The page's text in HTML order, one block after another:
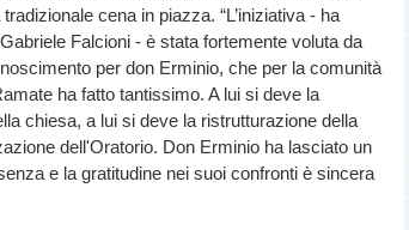
cena in piazza. “L’iniziativa - ha
Falcioni - è stata fortemente voluta da
per don Erminio, che per la comunità
ha fatto tantissimo. A lui si deve la
chiesa, a lui si deve la ristrutturazione della
dell'Oratorio. Don Erminio ha lasciato un
e la gratitudine nei suoi confronti è sincera